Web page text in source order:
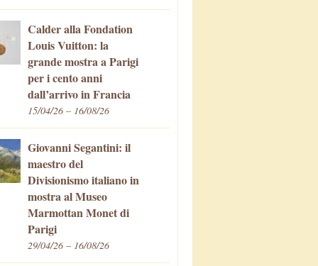
Calder alla Fondation
Louis Vuitton: la
grande mostra a Parigi
per i cento anni
dall’arrivo in Francia
15/04/26 – 16/08/26
Giovanni Segantini: il
maestro del
Divisionismo italiano in
mostra al Museo
Marmottan Monet di
Parigi
29/04/26 – 16/08/26